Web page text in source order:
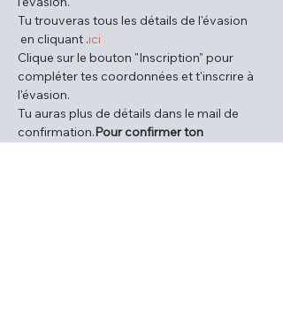
Tu trouveras tous les détails de l'évasion
en cliquant .ici
Clique sur le bouton "Inscription" pour
compléter tes coordonnées et t'inscrire à
l'évasion.
Tu auras plus de détails dans le mail de
confirmation.Pour confirmer ton